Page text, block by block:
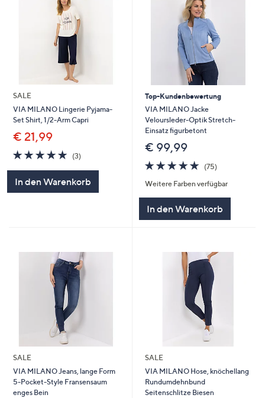
SALE
VIA MILANO Lingerie Pyjama-
Set Shirt, 1/2-Arm Capri
€ 21,99
5.0
von
(3)3
In den Warenkorb
Top-Kundenbewertung
VIA MILANO Jacke
Veloursleder-Optik Stretch-
Einsatz figurbetont
€ 99,99
4.8
von
5
(75)75
Weitere Farben verfügbar
In den Warenkorb
SALE
VIA MILANO Jeans, lange Form
5-Pocket-Style Fransensaum
enges Bein
SALE
VIA MILANO Hose, knöchellang
Rundumdehnbund
Seitenschlitze Biesen